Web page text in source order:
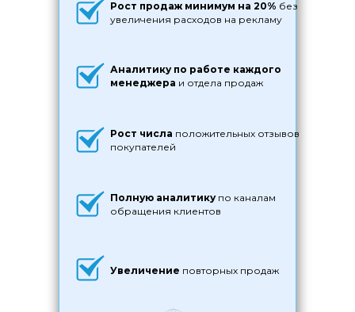
Рост продаж минимум на 20% без
увеличения расходов на рекламу
Аналитику по работе каждого
менеджера и отдела продаж
Увеличение повторных продаж
Полную аналитикупо каналам
обращения клиентов
Рост числа положительных отзывов
покупателей